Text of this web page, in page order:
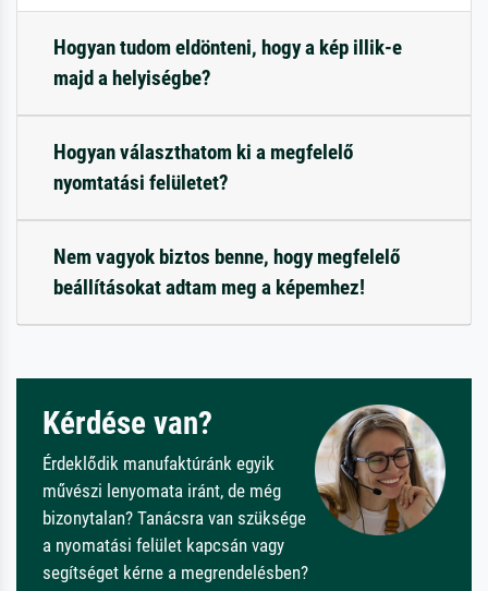
Hogyan tudom eldönteni, hogy a kép illik-e
majd a helyiségbe?
Hogyan választhatom ki a megfelelő
nyomtatási felületet?
Nem vagyok biztos benne, hogy megfelelő
beállításokat adtam meg a képemhez!
Kérdése van?
Érdeklődik manufaktúránk egyik
művészi lenyomata iránt, de még
bizonytalan? Tanácsra van szüksége
a nyomatási felület kapcsán vagy
segítséget kérne a megrendelésben?